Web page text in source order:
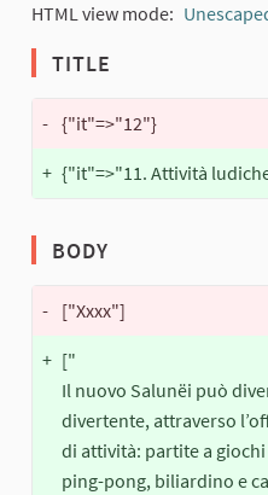
HTML view mode:
TITLE
- {"it"=>"12"}
+ {"it"=>"11. Attività
BODY
- ["Xxxx"]
+ ["
Il nuovo Salunëi può
divertente, attraverso
di attività: partite a
ping-pong, biliardino e